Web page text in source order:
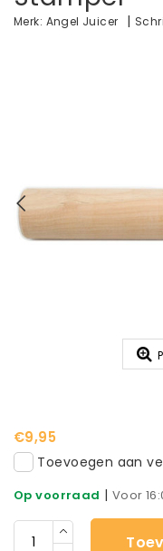
Merk: Angel Juicer |
€9,95
Toevoegen aan
Op voorraad | Voor